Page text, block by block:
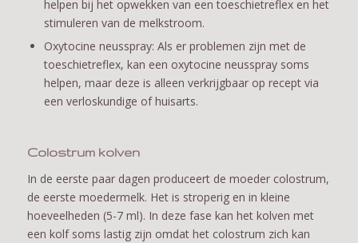
helpen bij het opwekken van een toeschietreflex en het
stimuleren van de melkstroom.
Oxytocine neusspray: Als er problemen zijn met de
toeschietreflex, kan een oxytocine neusspray soms
helpen, maar deze is alleen verkrijgbaar op recept via
een verloskundige of huisarts.
Colostrum kolven
In de eerste paar dagen produceert de moeder colostrum,
de eerste moedermelk. Het is stroperig en in kleine
hoeveelheden (5-7 ml). In deze fase kan het kolven met
een kolf soms lastig zijn omdat het colostrum zich kan